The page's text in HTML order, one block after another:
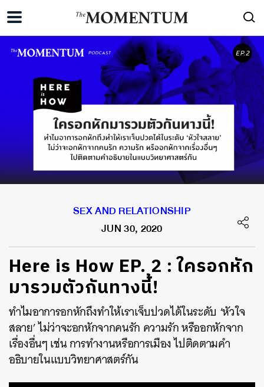
SEX AND RELATIONSHIP
JUN 30, 2020
Here is How EP. 2 : ใครอกหัก
มารวมตัวกันทางนี้!
ทำไมอาการอกหักถึงทำให้เราเจ็บปวดได้ในระดับ ‘หัวใจ
สลาย’ ไม่ว่าจะอกหักจากคนรัก ความรัก หรืออกหักจาก
เรื่องอื่นๆ เช่น การทำงานหรือการเมือง ไปติดตามคำ
อธิบายในแบบวิทยาศาสตร์กัน